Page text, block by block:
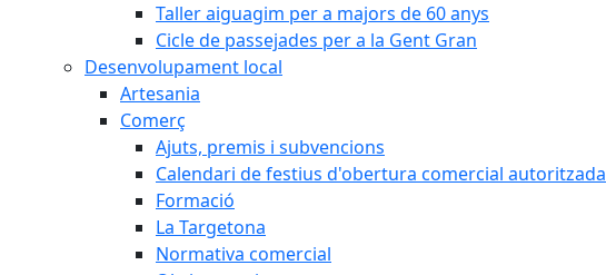
Taller aiguagim per a majors de 60 anys
Cicle de passejades per a la Gent Gran
Desenvolupament local
Artesania
Comerç
Ajuts, premis i subvencions
Calendari de festius d'obertura comercial autoritzada
Formació
La Targetona
Normativa comercial